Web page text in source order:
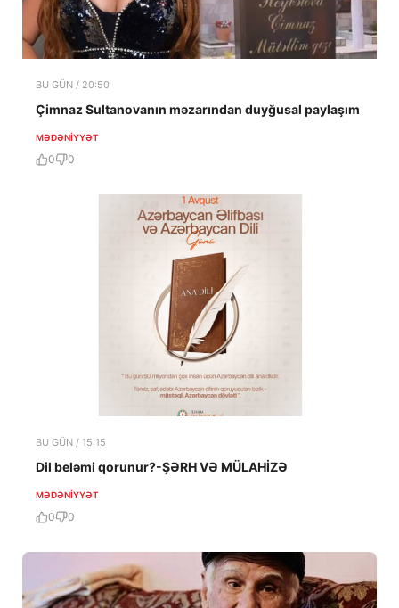
BU GÜN / 20:50
Çimnaz Sultanovanın məzarından duyğusal paylaşım
MƏDƏNIYYƏT
0 0
BU GÜN / 15:15
Dil beləmi qorunur?-ŞƏRH VƏ MÜLAHİZƏ
MƏDƏNIYYƏT
0 0